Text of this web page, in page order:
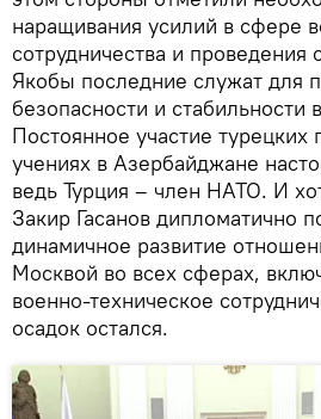
наращивания усилий в сфере
сотрудничества и проведения
Якобы последние служат для
безопасности и стабильности
Постоянное участие турецких
учениях в Азербайджане
ведь Турция – член НАТО. И
Закир Гасанов дипломатично
динамичное развитие
Москвой во всех сферах,
военно-техническое
осадок остался.